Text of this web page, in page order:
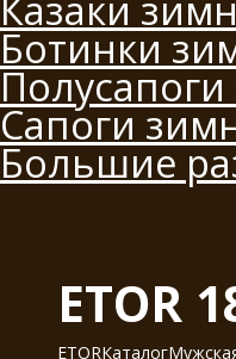
Ботинки
Сапоги
Большие
ETOR
ETORКаталог